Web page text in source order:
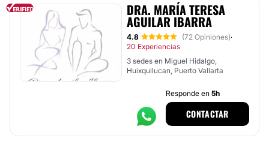
DRA. MARÍA TERESA
AGUILAR IBARRA
4.8 (72 Opiniones)·
20 Experiencias
3 sedes en Miguel Hidalgo,
Huixquilucan, Puerto Vallarta
Responde en 5h
CONTACTAR